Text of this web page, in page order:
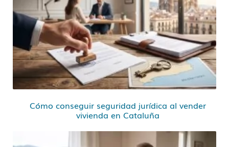
Cómo conseguir seguridad jurídica al vender
vivienda en Cataluña